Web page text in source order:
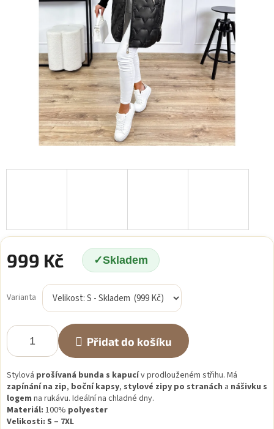
999 Kč Skladem
cena:
Varianta
Přidat do košíku
Stylová prošívaná bunda s kapucív prodlouženém střihu. Má
zapínání na zip, boční kapsy, stylové zipy po stranách a nášivku s
logem na rukávu. Ideální na chladné dny.
Materiál: 100% polyester
Velikosti: S – 7XL